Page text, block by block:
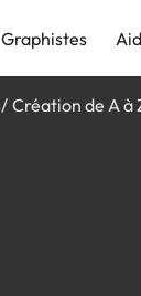
Graphistes
Création de A à